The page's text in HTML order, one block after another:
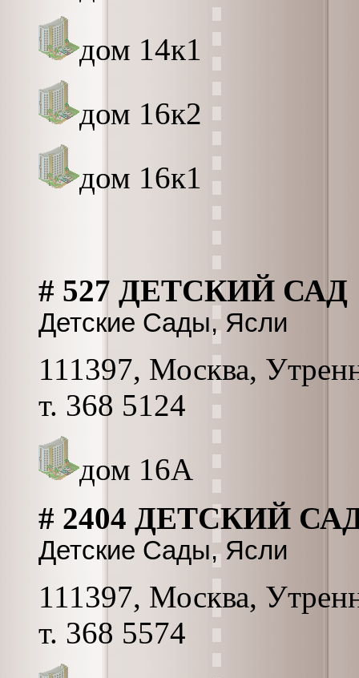
дом 14к1
дом 16к2
дом 16к1
# 527 ДЕТСКИЙ САД
Детские Сады, Ясли
111397, Москва,
т. 368 5124
дом 16А
# 2404 ДЕТСКИЙ
Детские Сады, Ясли
111397, Москва,
т. 368 5574